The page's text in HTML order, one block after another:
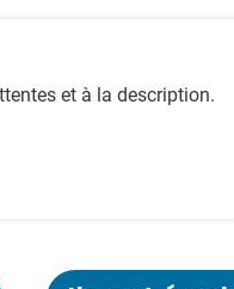
et à la description.